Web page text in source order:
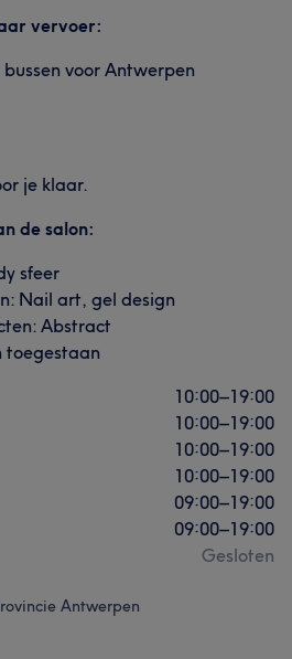
vervoer:
voor Antwerpen
je klaar.
de salon:
sfeer
Nail art, gel design
Abstract
toegestaan
10:00–19:00
10:00–19:00
10:00–19:00
10:00–19:00
09:00–19:00
09:00–19:00
Gesloten
Antwerpen